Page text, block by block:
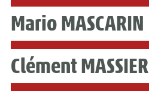
Mario MASCARIN
Clément MASSIER